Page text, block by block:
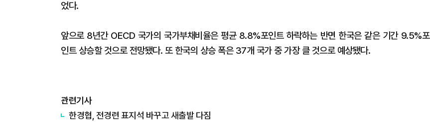
었다.
앞으로 8년간 OECD 국가의 국가부채비율은 평균 8.8%포인트 하락하는 반면 한국은 같은 기간 9.5%포
인트 상승할 것으로 전망됐다. 또 한국의 상승 폭은 37개 국가 중 가장 클 것으로 예상됐다.
관련기사
한경협, 전경련 표지석 바꾸고 새출발 다짐